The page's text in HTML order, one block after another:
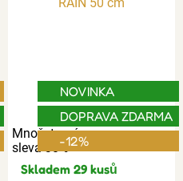
Množstevní
sleva 30%
NOVINKA
DOPRAVA ZDARMA
-12%
Skladem 29 kusů